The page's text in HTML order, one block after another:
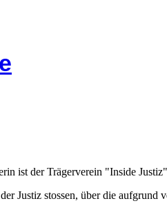
ist der Trägerverein "Inside
Justiz stossen, über die aufgrund